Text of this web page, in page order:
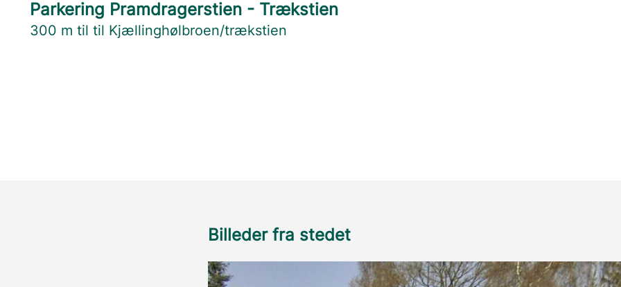
Parkering Pramdragerstien - Trækstien
300 m til til Kjællinghølbroen/trækstien
Billeder fra stedet